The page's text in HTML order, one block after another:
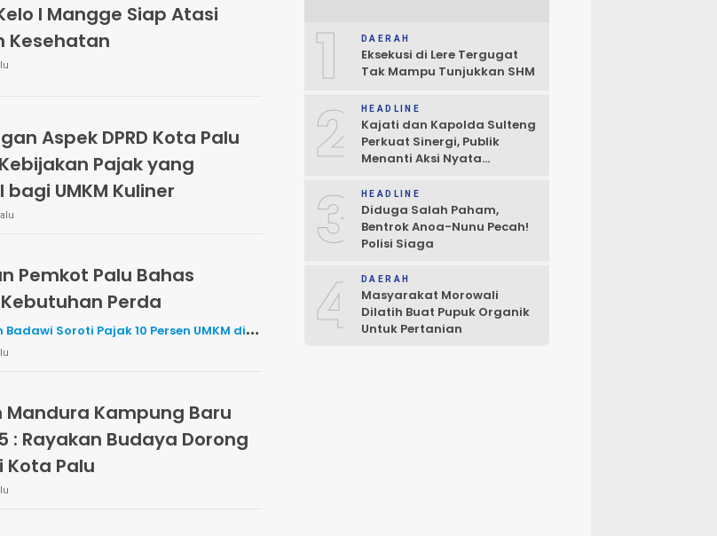
I Mangge Siap Atasi
Kesehatan
Aspek DPRD Kota Palu
Pajak yang
bagi UMKM Kuliner
Pemkot Palu Bahas
Perda
Soroti Pajak 10 Persen UMKM di
Mandura Kampung Baru
: Rayakan Budaya Dorong
Kota Palu
1 DAERAH
Eksekusi di Lere Tergugat
Tak Mampu Tunjukkan SHM
2 HEADLINE
Kajati dan Kapolda Sulteng
Perkuat Sinergi, Publik
Menanti Aksi Nyata
3 HEADLINE
Diduga Salah Paham,
Bentrok Anoa-Nunu Pecah!
Polisi Siaga
4 DAERAH
Masyarakat Morowali
Dilatih Buat Pupuk Organik
Untuk Pertanian